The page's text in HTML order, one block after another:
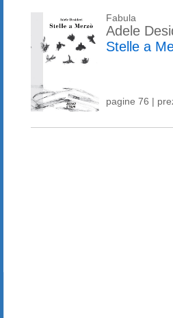
Fabula
Adele
Stelle a
pagine 76 |